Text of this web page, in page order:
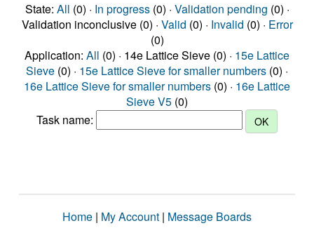
State: All (0) · In progress(0) · Validation pending (0) ·
Validation inconclusive (0) · Valid (0) · Invalid (0) · Error
(0)
Application: All (0) · 14e Lattice Sieve (0) · 15e Lattice
Sieve (0) · 15e Lattice Sieve for smaller numbers (0) ·
16e Lattice Sieve for smaller numbers (0) · 16e Lattice
Sieve V5 (0)
Task name:
Home | My Account | Message Boards